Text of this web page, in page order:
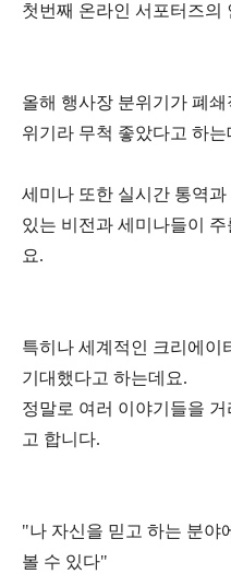
첫번째 온라인 서포터즈의
올해 행사장 분위기가 폐쇄
위기라 무척 좋았다고 하는
세미나 또한 실시간 통역과
있는 비전과 세미나들이
요.
특히나 세계적인 크리에이
기대했다고 하는데요.
정말로 여러 이야기들을
고 합니다.
"나 자신을 믿고 하는 분야
볼 수 있다"